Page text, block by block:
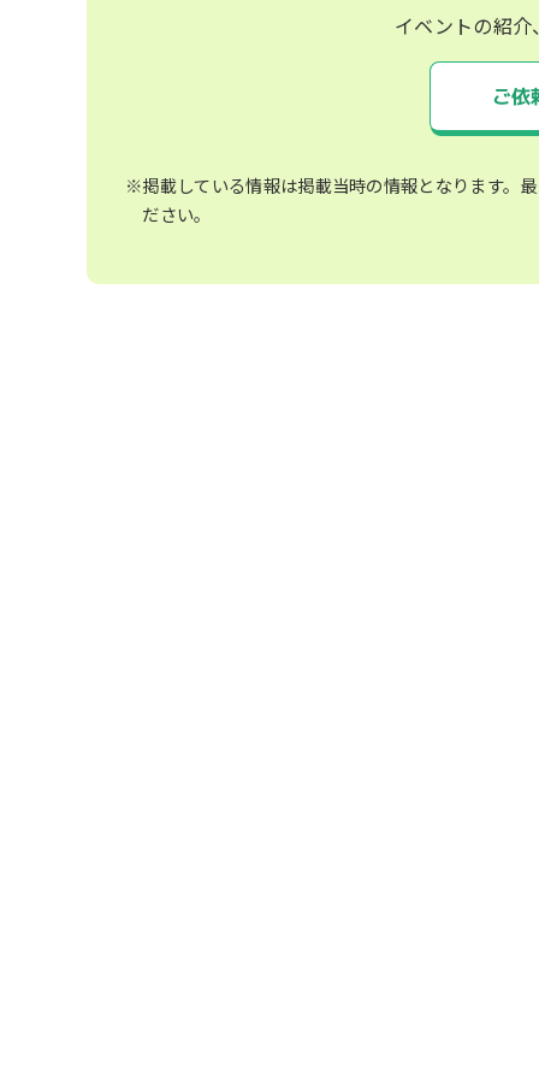
イベントの紹
ご依
※掲載している情報は掲載当時の情報となります。
ださい。